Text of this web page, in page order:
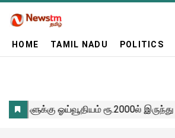
HOME TAMIL NADU POLITICS